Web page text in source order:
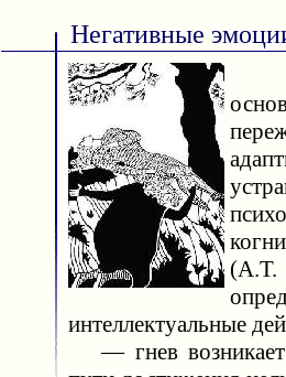
Негативные
интеллектуальные
— гнев возникает